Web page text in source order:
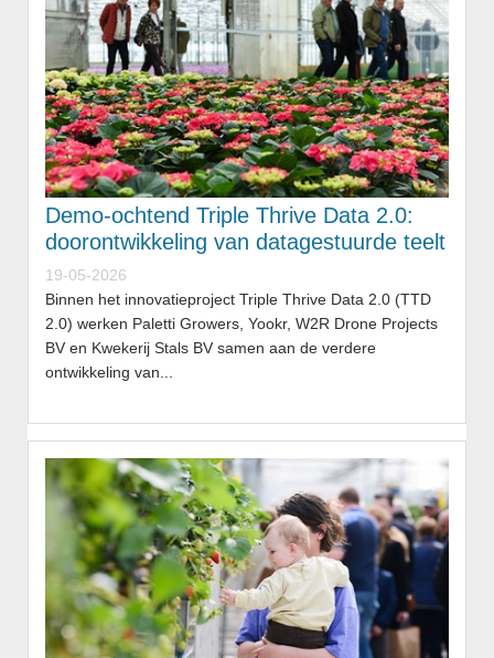
Demo-ochtend Triple Thrive Data 2.0:
doorontwikkeling van datagestuurde teelt
19-05-2026
Binnen het innovatieproject Triple Thrive Data 2.0 (TTD
2.0) werken Paletti Growers, Yookr, W2R Drone Projects
BV en Kwekerij Stals BV samen aan de verdere
ontwikkeling van...